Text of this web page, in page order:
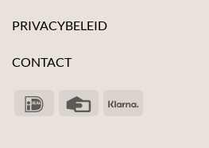
PRIVACYBELEID
CONTACT